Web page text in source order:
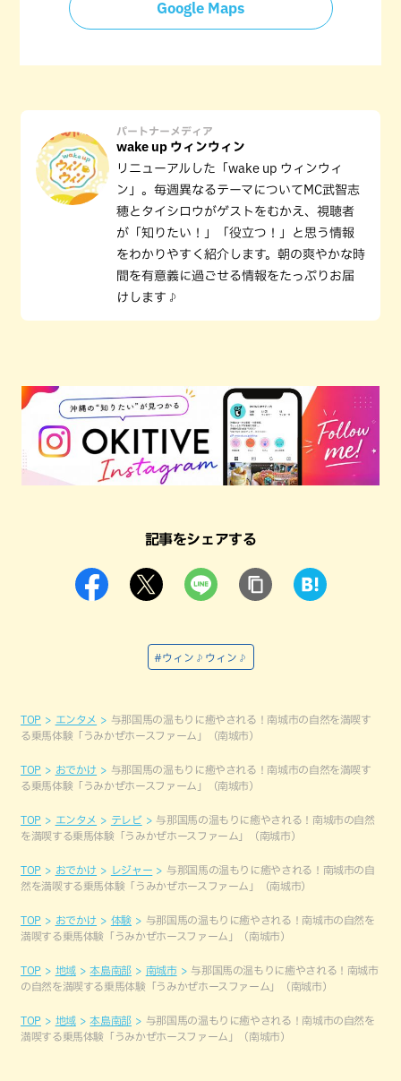
Google Maps
パートナーメディア
wake up ウィンウィン
リニューアルした「wake up ウィンウィ
ン」。毎週異なるテーマについてMC武智志
穂とタイシロウがゲストをむかえ、視聴者
が「知りたい！」「役立つ！」と思う情報
をわかりやすく紹介します。朝の爽やかな時
間を有意義に過ごせる情報をたっぷりお届
けします♪
記事をシェアする
#ウィン♪ウィン♪
TOP エンタメ
与那国馬の温もりに癒やされる！南城市の自然を満喫す
る乗馬体験「うみかぜホースファーム」（南城市）
TOP おでかけ
与那国馬の温もりに癒やされる！南城市の自然を満喫す
る乗馬体験「うみかぜホースファーム」（南城市）
TOP エンタメ テレビ
与那国馬の温もりに癒やされる！南城市の自然
を満喫する乗馬体験「うみかぜホースファーム」（南城市）
TOP おでかけ レジャー
与那国馬の温もりに癒やされる！南城市の自
然を満喫する乗馬体験「うみかぜホースファーム」（南城市）
TOP おでかけ 体験
与那国馬の温もりに癒やされる！南城市の自然を
満喫する乗馬体験「うみかぜホースファーム」（南城市）
TOP 地域 本島南部 南城市
与那国馬の温もりに癒やされる！南城市
の自然を満喫する乗馬体験「うみかぜホースファーム」（南城市）
TOP 地域 本島南部
与那国馬の温もりに癒やされる！南城市の自然を
満喫する乗馬体験「うみかぜホースファーム」（南城市）